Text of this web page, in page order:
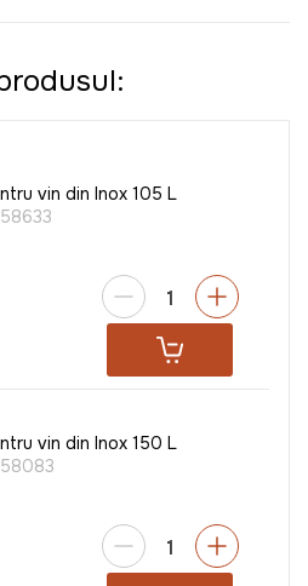
vin din Inox 105 L
vin din Inox 150 L